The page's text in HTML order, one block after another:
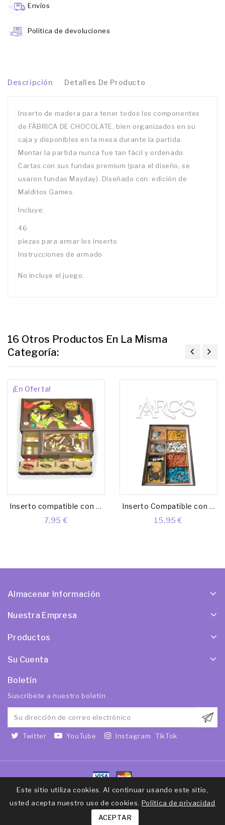
Envíos
Política de devoluciones
Descripción Detalles De Producto
Inserto de madera para tener todos los componentes
de FÁBRICA DE CHOCOLATE, bien organizados en su
caja y disponibles en la mesa durante la partida.
Montar la partida nunca fue tan fácil y ordenado.
Cartas con sus fundas premium (para el diseño, se
usaron fundas Mayday). Diseñado con: edición de
Malditos Games.
Incluye:
46
piezas para armar los inserto
Instrucciones de armado
No incluye el juego.
16 Otros Productos En La Misma
Categoría:
¡En Oferta!
Inserto compatible con CAFÉ
7,95 €
Inserto Compatible con ARCS (Base + Exp. Lideres y Trasfondo)
15,95 €
Almacenar Información
Nuestra Empresa
Productos
Su Cuenta
Boletín
Suscríbete a nuestro boletín
Twitter YouTube Instagram TikTok
Este sitio utiliza cookies. Al continuar usando este sitio,
usted acepta nuestro uso de cookies. Política de privacidad
ACEPTAR